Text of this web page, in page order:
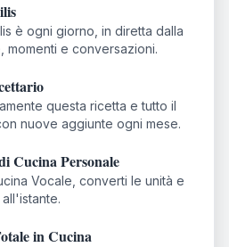
è ogni giorno, in diretta dalla
momenti e conversazioni.
questa ricetta e tutto il
nuove aggiunte ogni mese.
Cucina Personale
Vocale, converti le unità e
in Cucina